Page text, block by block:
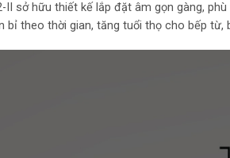
II sở hữu thiết kế lắp đặt âm gọn gàng,
bỉ theo thời gian, tăng tuổi thọ cho bếp từ,